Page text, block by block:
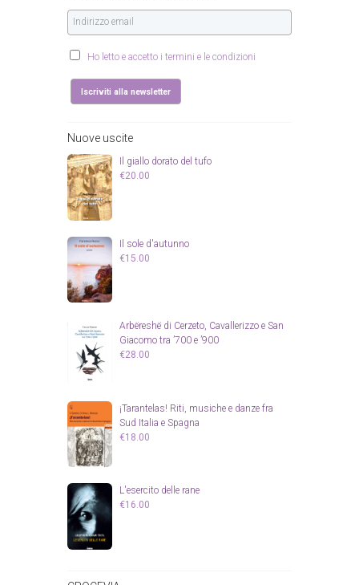
Ho letto e accetto i termini e le condizioni
Nuove uscite
Il giallo dorato del tufo
€20.00
Il sole d'autunno
€15.00
Arbëreshë di Cerzeto, Cavallerizzo e San
Giacomo tra ’700 e ’900
€28.00
¡Tarantelas! Riti, musiche e danze fra
Sud Italia e Spagna
€18.00
L'esercito delle rane
€16.00